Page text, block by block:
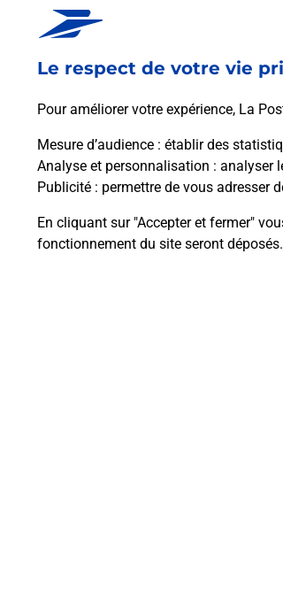
Le respect de votre vie
Pour améliorer votre expérience, La
Mesure d’audience : établir des
Analyse et personnalisation : analyser
Publicité : permettre de vous adresser
En cliquant sur "Accepter et fermer"
fonctionnement du site seront
Vous souhaitez envoyer un colis
proposées par La Poste.
En savoir plus
Questions